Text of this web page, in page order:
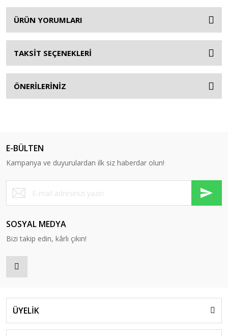
ÜRÜN YORUMLARI
TAKSİT SEÇENEKLERİ
ÖNERİLERİNİZ
E-BÜLTEN
Kampanya ve duyurulardan ilk siz haberdar olun!
SOSYAL MEDYA
Bizi takip edin, kârlı çıkın!
ÜYELİK